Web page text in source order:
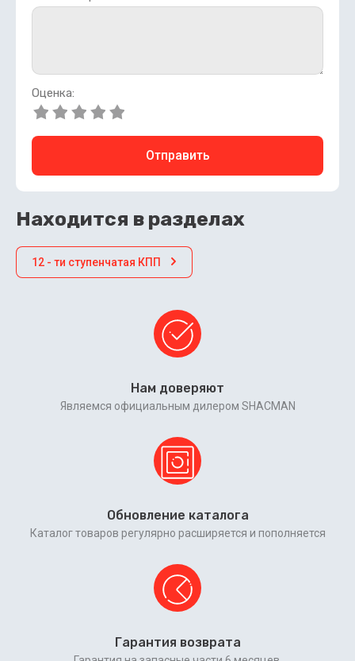
Оценка:
Отправить
Находится в разделах
12 - ти ступенчатая КПП
Нам доверяют
Являемся официальным дилером SHACMAN
Обновление каталога
Каталог товаров регулярно расширяется и пополняется
Гарантия возврата